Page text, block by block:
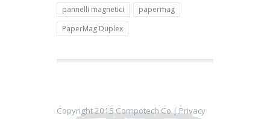
pannelli magnetici
papermag
PaperMag Duplex
Copyright 2015 Compotech Co |Privacy